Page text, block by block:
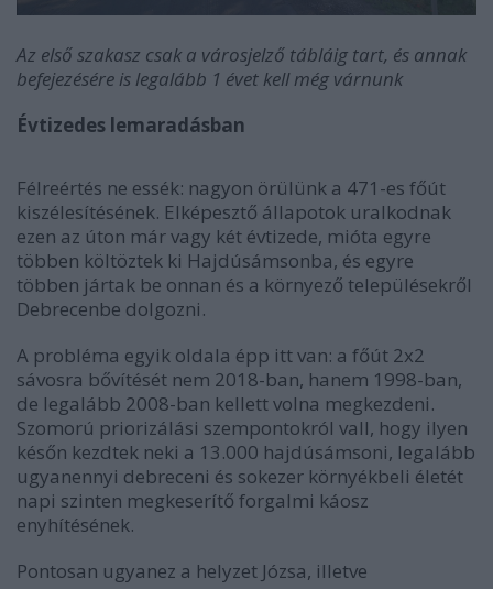
Az első szakasz csak a városjelző tábláig tart, és annak
befejezésére is legalább 1 évet kell még várnunk
Évtizedes lemaradásban
Félreértés ne essék: nagyon örülünk a 471-es főút
kiszélesítésének. Elképesztő állapotok uralkodnak
ezen az úton már vagy két évtizede, mióta egyre
többen költöztek ki Hajdúsámsonba, és egyre
többen jártak be onnan és a környező településekről
Debrecenbe dolgozni.
A probléma egyik oldala épp itt van: a főút 2x2
sávosra bővítését nem 2018-ban, hanem 1998-ban,
de legalább 2008-ban kellett volna megkezdeni.
Szomorú priorizálási szempontokról vall, hogy ilyen
későn kezdtek neki a 13.000 hajdúsámsoni, legalább
ugyanennyi debreceni és sokezer környékbeli életét
napi szinten megkeserítő forgalmi káosz
enyhítésének.
Pontosan ugyanez a helyzet Józsa, illetve